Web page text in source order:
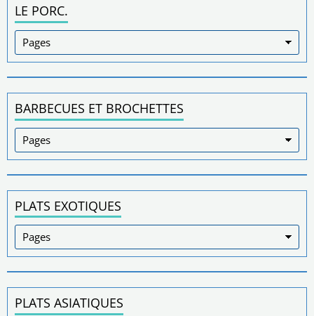
LE PORC.
BARBECUES ET BROCHETTES
PLATS EXOTIQUES
PLATS ASIATIQUES